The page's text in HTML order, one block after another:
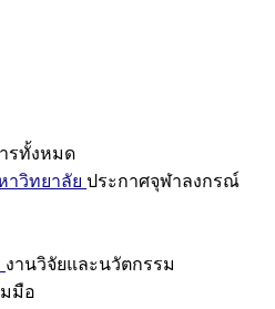
รทั้งหมด
าวิทยาลัย ประกาศจุฬาลงกรณ์
งานวิจัยและนวัตกรรม
มือ